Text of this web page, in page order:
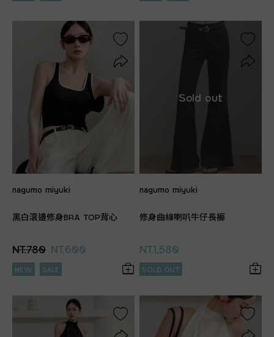
nagumo miyuki
黑白滾邊修身BRA TOP背心
NT.780 NT.600
NEW SALE
nagumo miyuki
修身曲線喇叭牛仔長褲
NT.1,580
SOLD OUT